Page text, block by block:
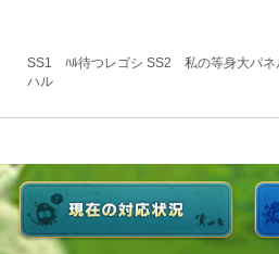
SS1 ﾊﾙ待つレゴシ SS2 私の等身大パ
ハル